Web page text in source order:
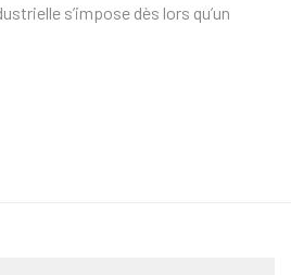
s’impose dès lors qu’un